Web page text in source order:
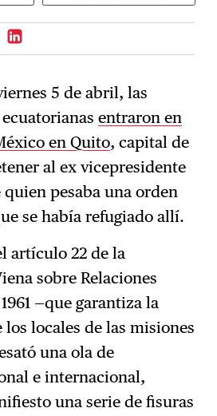
5 de abril, las
ecuatorianasentraron en
en Quito, capital de
al ex vicepresidente
quien pesaba una orden
se había refugiado allí.
artículo 22 de la
sobre Relaciones
—que garantiza la
locales de las misiones
una ola de
e internacional,
una serie de fisuras